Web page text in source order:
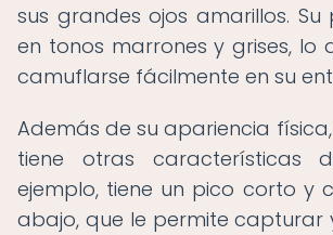
sus grandes ojos amarillos.
en tonos marrones y grises, lo
camuflarse fácilmente en su
Además de su apariencia
tiene otras características
ejemplo, tiene un pico corto y
abajo, que le permite capturar